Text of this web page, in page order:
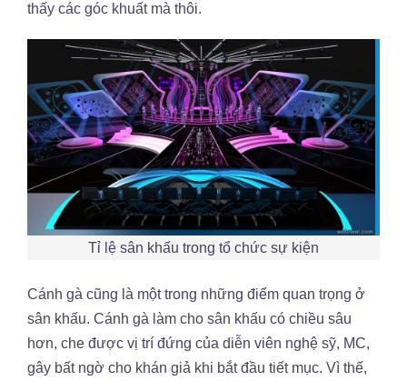
thấy các góc khuất mà thôi.
Tỉ lệ sân khấu trong tổ chức sự kiện
Cánh gà cũng là một trong những điểm quan trọng ở
sân khấu. Cánh gà làm cho sân khấu có chiều sâu
hơn, che được vị trí đứng của diễn viên nghệ sỹ, MC,
gây bất ngờ cho khán giả khi bắt đầu tiết mục. Vì thế,